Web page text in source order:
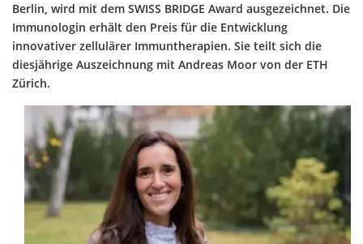
Berlin, wird mit dem SWISS BRIDGE Award ausgezeichnet. Die
Immunologin erhält den Preis für die Entwicklung
innovativer zellulärer Immuntherapien. Sie teilt sich die
diesjährige Auszeichnung mit Andreas Moor von der ETH
Zürich.